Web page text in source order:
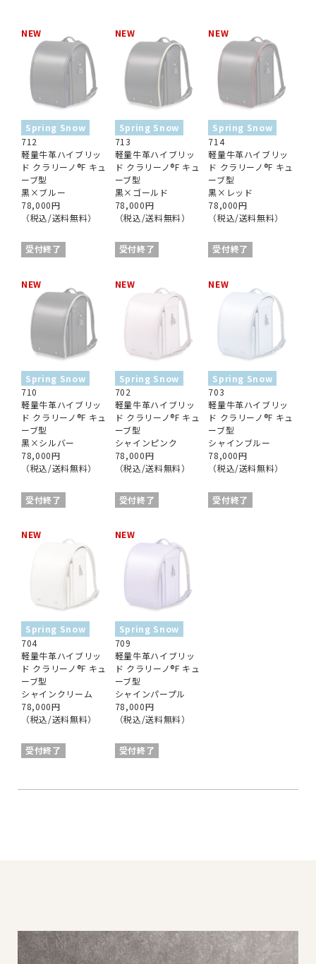
Spring Snow
712
軽量牛革ハイブリッ
ド クラリーノ®︎F キュ
ーブ型
黒×ブルー
78,000円
（税込/送料無料）
受付終了
NEW
Spring Snow
713
軽量牛革ハイブリッ
ド クラリーノ®︎F キュ
ーブ型
黒×ゴールド
78,000円
（税込/送料無料）
受付終了
NEW
Spring Snow
714
軽量牛革ハイブリッ
ド クラリーノ®︎F キュ
ーブ型
黒×レッド
78,000円
（税込/送料無料）
受付終了
NEW
Spring Snow
710
軽量牛革ハイブリッ
ド クラリーノ®︎F キュ
ーブ型
黒×シルバー
78,000円
（税込/送料無料）
受付終了
NEW
Spring Snow
702
軽量牛革ハイブリッ
ド クラリーノ®︎F キュ
ーブ型
シャインピンク
78,000円
（税込/送料無料）
受付終了
NEW
Spring Snow
703
軽量牛革ハイブリッ
ド クラリーノ®︎F キュ
ーブ型
シャインブルー
78,000円
（税込/送料無料）
受付終了
NEW
Spring Snow
704
軽量牛革ハイブリッ
ド クラリーノ®︎F キュ
ーブ型
シャインクリーム
78,000円
（税込/送料無料）
受付終了
NEW
Spring Snow
709
軽量牛革ハイブリッ
ド クラリーノ®︎F キュ
ーブ型
シャインパープル
78,000円
（税込/送料無料）
受付終了
NEW